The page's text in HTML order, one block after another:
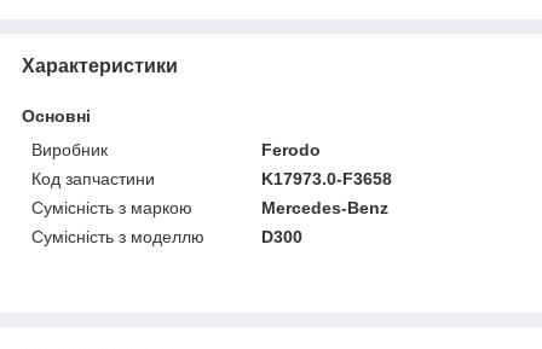
Характеристики
Основні
Виробник
Ferodo
Код запчастини
K17973.0-F3658
Сумісність з маркою
Mercedes-Benz
Сумісність з моделлю
D300